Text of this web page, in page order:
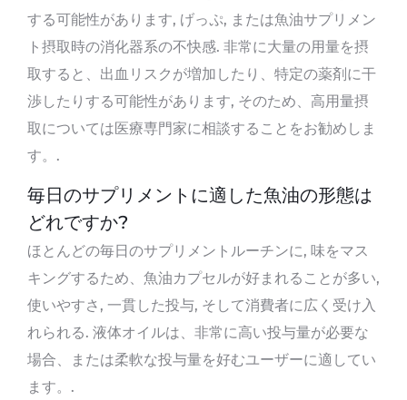
する可能性があります, げっぷ, または魚油サプリメン
ト摂取時の消化器系の不快感. 非常に大量の用量を摂
取すると、出血リスクが増加したり、特定の薬剤に干
渉したりする可能性があります, そのため、高用量摂
取については医療専門家に相談することをお勧めしま
す。.
毎日のサプリメントに適した魚油の形態は
どれですか?
ほとんどの毎日のサプリメントルーチンに, 味をマス
キングするため、魚油カプセルが好まれることが多い,
使いやすさ, 一貫した投与, そして消費者に広く受け入
れられる. 液体オイルは、非常に高い投与量が必要な
場合、または柔軟な投与量を好むユーザーに適してい
ます。.